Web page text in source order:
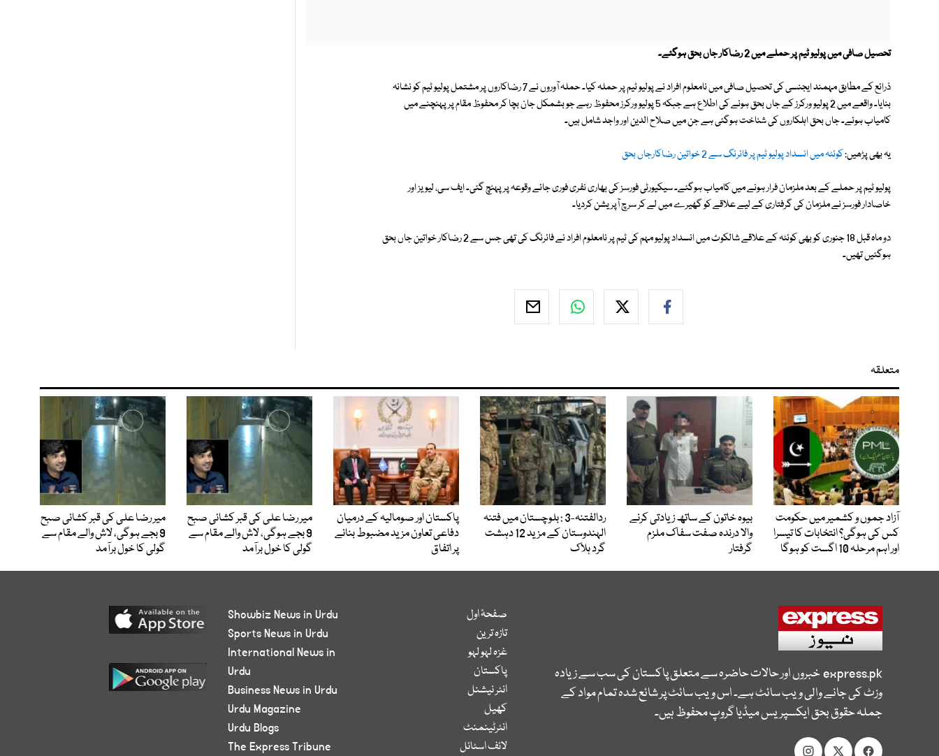
تحصیل صافی میں پولیو ٹیم پر حملے میں 2 رضاکار جاں بحق ہوگئے۔
ذرائع کے مطابق مہمند ایجنسی کی تحصیل صافی میں نامعلوم افراد نے پولیو ٹیم پر حملہ کیا۔ حملہ آوروں نے 7 رضاکاروں پر مشتمل پولیو ٹیم کو نشانہ
بنایا۔ واقعے میں 2 پولیو ورکرز کے جاں بحق ہونے کی اطلاع ہے جبکہ 5 پولیو ورکرز محفوظ رہے جو بشمکل جان بچا کر محفوظ مقام پر پہنچنے میں
کامیاب ہوئے۔ جاں بحق اہلکاروں کی شناخت ہوگئی ہے جن میں صلاح الدین اور واجد شامل ہیں۔
یہ بھی پڑھیں:کوئٹہ میں انسداد پولیو ٹیم پر فائرنگ سے 2 خواتین رضاکارجاں بحق
پولیو ٹیم پر حملے کے بعد ملزمان فرار ہونے میں کامیاب ہوگئے۔ سیکیورٹی فورسز کی بھاری نفری فوری جائے وقوعہ پر پہنچ گئی۔ ایف سی، لیویز اور
خاصادار فورسز نے ملزمان کی گرفتاری کے لیے علاقے کو گھیرے میں لے کر سرچ آپریشن کردیا۔
دو ماہ قبل 18 جنوری کو بھی کوئٹہ کے علاقے شالکوٹ میں انسداد پولیو مہم کی ٹیم پر نامعلوم افراد نے فائرنگ کی تھی جس سے 2 رضاکار خواتین جاں بحق
ہوگئیں تھیں۔
متعلقہ
آزاد جموں و کشمیر میں حکومت
کس کی ہوگی؟ انتخابات کا تیسرا
اور اہم مرحلہ 10 اگست کو ہوگا
بیوہ خاتون کے ساتھ زیادتی کرنے
والا درندہ صفت سفاک ملزم
گرفتار
ردالفتنہ-3 : بلوچستان میں فتنہ
الہندوستان کے مزید 12 دہشت
گرد ہلاک
پاکستان اور صومالیہ کے درمیان
دفاعی تعاون مزید مضبوط بنانے
پر اتفاق
میر رضا علی کی قبر کشائی صبح
9 بجے ہوگی، لاش والے مقام سے
گولی کا خول برآمد
میر رضا علی کی قبر کشائی صبح
9 بجے ہوگی، لاش والے مقام سے
گولی کا خول برآمد
express.pkخبروں اور حالات حاضرہ سے متعلق پاکستان کی سب سے زیادہ
وزٹ کی جانے والی ویب سائٹ ہے۔ اس ویب سائٹ پر شائع شدہ تمام مواد کے
جملہ حقوق بحق ایکسپریس میڈیا گروپ محفوظ ہیں۔
صفحۂ اول
تازہ ترین
غزہ لہو لہو
پاکستان
انٹر نیشنل
کھیل
انٹرٹینمنٹ
لائف اسٹائل
Showbiz News in Urdu
Sports News in Urdu
International News in
Urdu
Business News in Urdu
Urdu Magazine
Urdu Blogs
The Express Tribune